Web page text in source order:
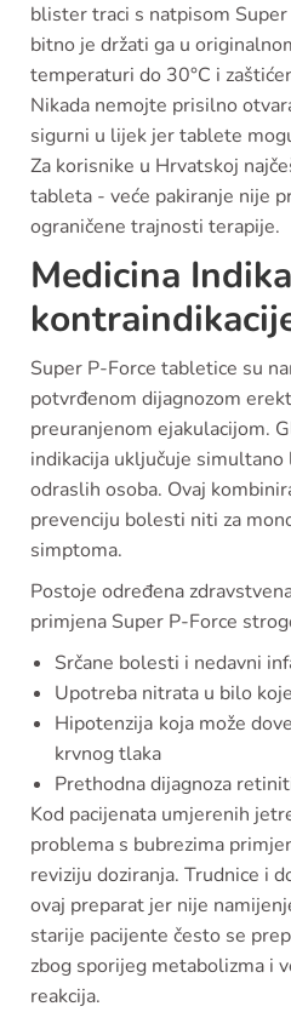
blister traci s natpisom
bitno je držati ga u
temperaturi do 30°C i
Nikada nemojte prisilno
sigurni u lijek jer tablete
Za korisnike u Hrvatskoj
tableta - veće pakiranje nije
ograničene trajnosti terapije.
Medicina
Super P-Force tabletice su
potvrđenom dijagnozom
preuranjenom ejakulacijom.
indikacija uključuje
odraslih osoba. Ovaj
prevenciju bolesti niti za
simptoma.
Postoje određena
primjena Super P-Force
Srčane bolesti i nedavni
Upotreba nitrata u bilo
Hipotenziја koja može
krvnog tlaka
Prethodna dijagnoza
Kod pacijenata umjerenih
problema s bubrezima
reviziju doziranja. Trudnice i
ovaj preparat jer nije
starije pacijente često se
zbog sporijeg metabolizma i
reakcija.